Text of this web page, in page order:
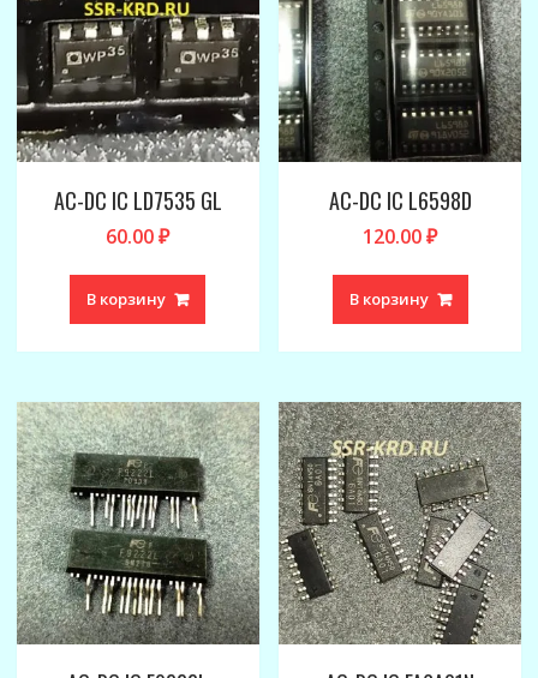
AC-DC IC LD7535 GL
60.00₽
В корзину
AC-DC IC L6598D
120.00₽
В корзину